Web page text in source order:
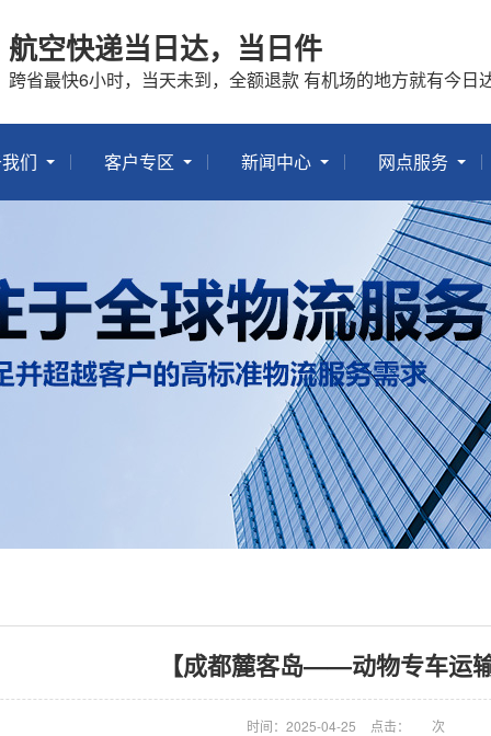
航空快递当日达，当日件
跨省最快6小时，当天未到，全额退款 有机场的地方就有今日
们 客户专区 新闻中心 网点服务
【成都麓客岛——动物专车运输
时间：2025-04-25 点击： 次